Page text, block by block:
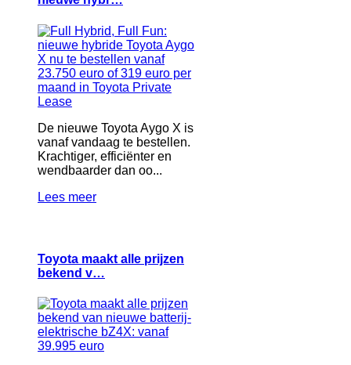
De nieuwe Toyota Aygo X is
vanaf vandaag te bestellen.
Krachtiger, efficiënter en
wendbaarder dan oo...
Lees meer
Toyota maakt alle prijzen
bekend v…